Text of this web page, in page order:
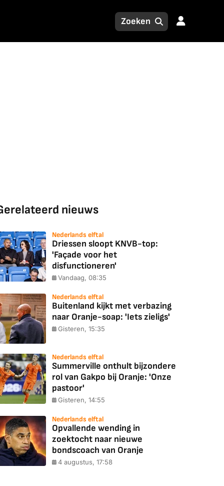
nieuws
Nederlands elftal
Driessen sloopt KNVB-top:
'Façade voor het
disfunctioneren'
Vandaag, 08:35
Nederlands elftal
Buitenland kijkt met verbazing
naar Oranje-soap: 'Iets zieligs'
Gisteren, 15:35
Nederlands elftal
Summerville onthult bijzondere
rol van Gakpo bij Oranje: 'Onze
pastoor'
Gisteren, 14:55
Nederlands elftal
Opvallende wending in
zoektocht naar nieuwe
bondscoach van Oranje
4 augustus, 17:58